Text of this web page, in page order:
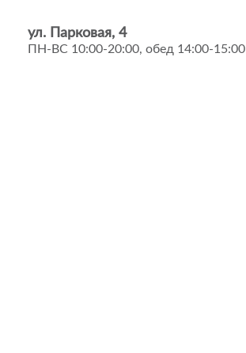
ул. Парковая, 4
ПН-ВС 10:00-20:00, обед 14:00-15:00